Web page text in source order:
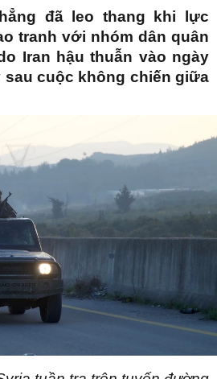
đã leo thang khi lực
tranh với nhóm dân quân
Iran hậu thuẫn vào ngày
sau cuộc không chiến giữa